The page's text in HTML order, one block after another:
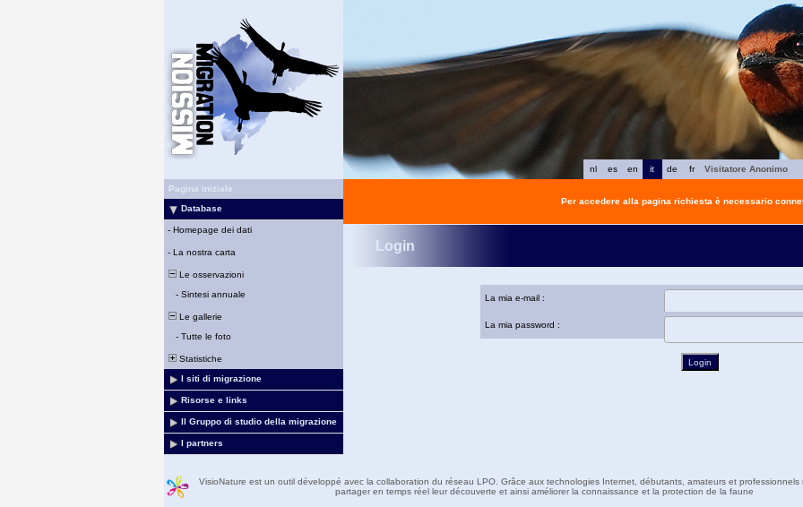
fr
de
it
en
es
nl
Visitatore Anonimo
Pagina iniziale
Database
- Homepage dei dati
- La nostra carta
Le osservazioni
- Sintesi annuale
Le gallerie
- Tutte le foto
Statistiche
I siti di migrazione
Risorse e links
Il Gruppo di studio della migrazione
I partners
Per accedere alla pagina richiesta è necessario
Login
La mia e-mail :
La mia password :
VisioNature est un outil développé avec la collaboration du réseau LPO. Grâce aux technologies Internet, débutants, amateurs et professionnels
partager en temps réel leur découverte et ainsi améliorer la connaissance et la protection de la faune